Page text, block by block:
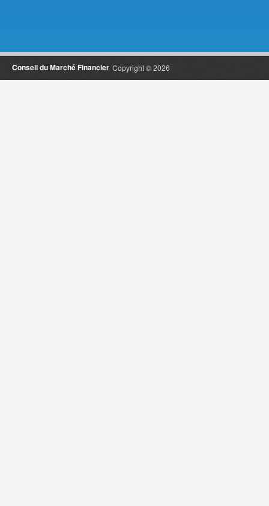
Copyright © 2026
Conseil du Marché Financier